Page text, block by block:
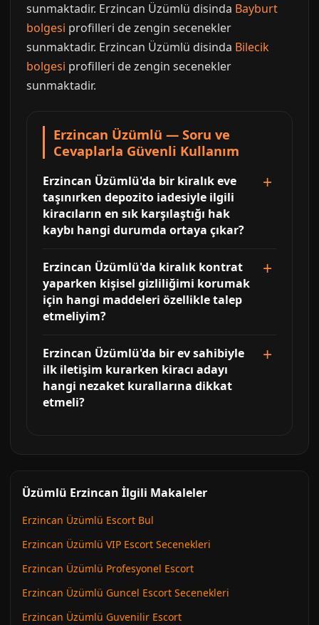
sunmaktadir. Erzincan Üzümlü disinda Bayburt
bolgesi profilleri de zengin secenekler
sunmaktadir. Erzincan Üzümlü disinda Bilecik
bolgesi profilleri de zengin secenekler
sunmaktadir.
Erzincan Üzümlü — Soru ve
Cevaplarla Güvenli Kullanım
Erzincan Üzümlü'da bir kiralık eve
taşınırken depozito iadesiyle ilgili
kiracıların en sık karşılaştığı hak
kaybı hangi durumda ortaya çıkar?
Erzincan Üzümlü'da kiralık kontrat
yaparken kişisel gizliliğimi korumak
için hangi maddeleri özellikle talep
etmeliyim?
Erzincan Üzümlü'da bir ev sahibiyle
ilk iletişim kurarken kiracı adayı
hangi nezaket kurallarına dikkat
etmeli?
Üzümlü Erzincan İlgili Makaleler
Erzincan Üzümlü Escort Bul
Erzincan Üzümlü VIP Escort Secenekleri
Erzincan Üzümlü Profesyonel Escort
Erzincan Üzümlü Guncel Escort Secenekleri
Erzincan Üzümlü Guvenilir Escort